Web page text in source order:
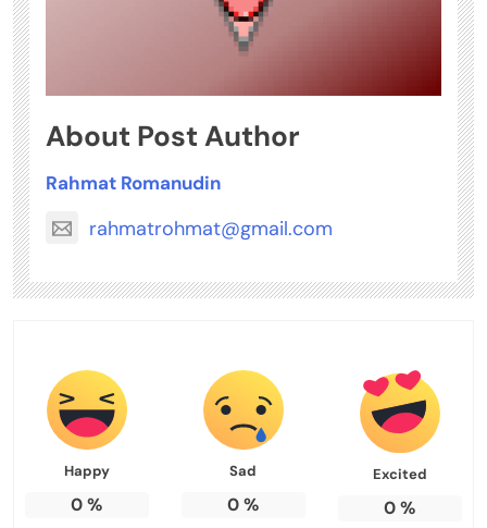
About Post Author
Rahmat Romanudin
rahmatrohmat@gmail.com
Happy
0%
Sad
0%
Excited
0%